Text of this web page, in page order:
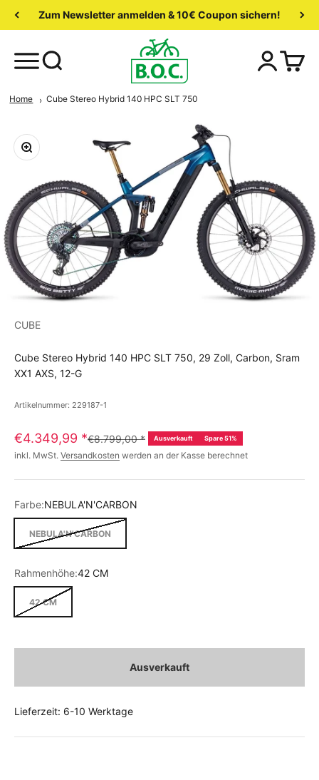
Zum Newsletter anmelden & 10€ Coupon sichern!
Home Cube Stereo Hybrid 140 HPC SLT 750
CUBE
Cube Stereo Hybrid 140 HPC SLT 750, 29 Zoll, Carbon, Sram
XX1 AXS, 12-G
Artikelnummer: 229187-1
€4.349,99 *€8.799,00* Ausverkauft Spare 51%
inkl. MwSt. Versandkosten werden an der Kasse berechnet
Farbe:NEBULA'N'CARBON
NEBULA'N'CARBON
Rahmenhöhe:42 CM
42 CM
Ausverkauft
Lieferzeit: 6-10 Werktage